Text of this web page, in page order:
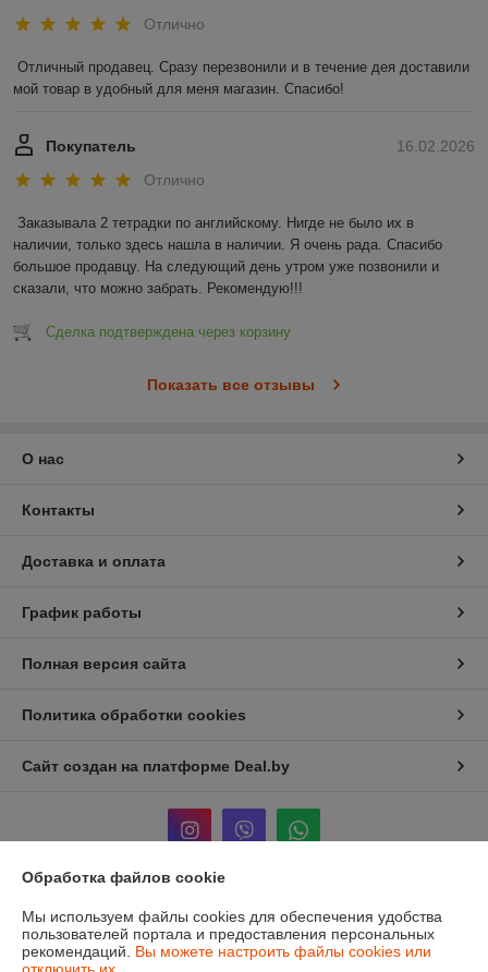
Отлично
Отличный продавец. Сразу перезвонили и в течение дея доставили
мой товар в удобный для меня магазин. Спасибо!
16.02.2026
Покупатель
Отлично
Заказывала 2 тетрадки по английскому. Нигде не было их в
наличии, только здесь нашла в наличии. Я очень рада. Спасибо
большое продавцу. На следующий день утром уже позвонили и
сказали, что можно забрать. Рекомендую!!!
Сделка подтверждена через корзину
Показать все отзывы
О нас
Контакты
Доставка и оплата
График работы
Полная версия сайта
Политика обработки cookies
Сайт создан на платформе Deal.by
Информация для покупателя
Юридическое лицо:ЧТУП «Мечты Киры»
220024, г. Минск, ул. Асаналиева, д.42
Обработка файлов cookie
Мы используем файлы cookies для обеспечения удобства
пользователей портала и предоставления персональных
рекомендаций. Вы можете настроить файлы cookies или